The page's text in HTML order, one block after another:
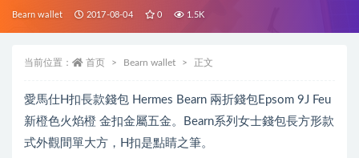
Bearn wallet 2017-08-04 0 1.5K
当前位置： 首页 Bearn wallet 正文
愛馬仕H扣長款錢包 Hermes Bearn 兩折錢包Epsom 9J Feu
新橙色火焰橙 金扣金屬五金。Bearn系列女士錢包長方形款
式外觀間單大方，H扣是點睛之筆。